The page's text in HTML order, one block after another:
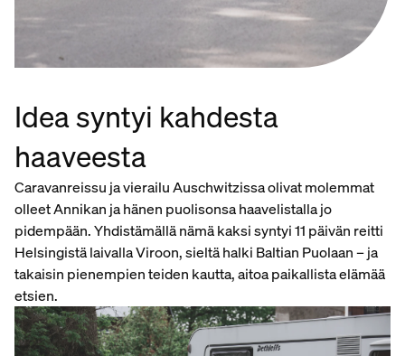
Idea syntyi kahdesta
haaveesta
Caravanreissu ja vierailu Auschwitzissa olivat molemmat
olleet Annikan ja hänen puolisonsa haavelistalla jo
pidempään. Yhdistämällä nämä kaksi syntyi 11 päivän reitti
Helsingistä laivalla Viroon, sieltä halki Baltian Puolaan – ja
takaisin pienempien teiden kautta, aitoa paikallista elämää
etsien.